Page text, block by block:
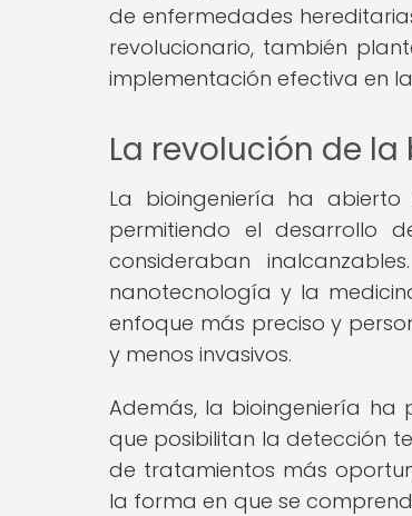
de enfermedades
revolucionario, también
implementación efectiva en
La revolución de
La bioingeniería ha
permitiendo el desarrollo
consideraban
nanotecnología y la
enfoque más preciso y
y menos invasivos.
Además, la bioingeniería ha
que posibilitan la detección
de tratamientos más
la forma en que se